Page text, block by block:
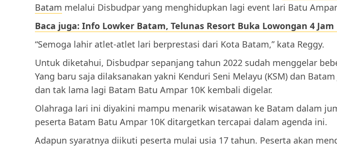
Batam melalui Disbudpar yang menghidupkan lagi event lari Batu
Baca juga: Info Lowker Batam, Telunas Resort Buka Lowongan 4 Jam
“Semoga lahir atlet-atlet lari berprestasi dari Kota Batam,” kata Reggy.
Untuk diketahui, Disbudpar sepanjang tahun 2022 sudah menggelar
Yang baru saja dilaksanakan yakni Kenduri Seni Melayu (KSM) dan Batam
dan tak lama lagi Batam Batu Ampar 10K kembali digelar.
Olahraga lari ini diyakini mampu menarik wisatawan ke Batam dalam
peserta Batam Batu Ampar 10K ditargetkan tercapai dalam agenda ini.
Adapun syaratnya diikuti peserta mulai usia 17 tahun. Peserta akan